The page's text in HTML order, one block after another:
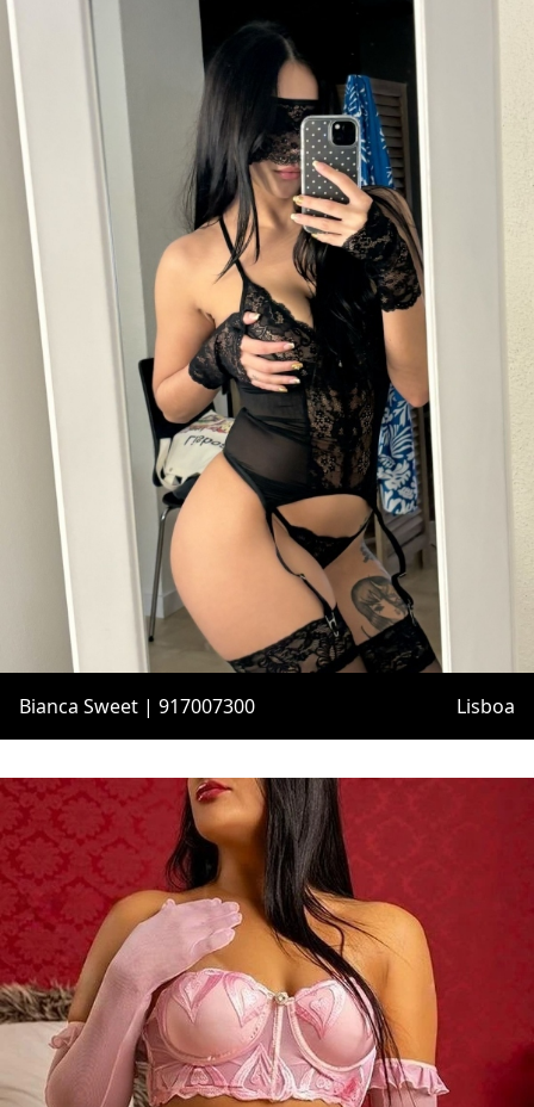
Bianca Sweet | 917007300 Lisboa